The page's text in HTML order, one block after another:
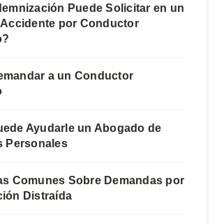
Puede Solicitar en un
por Conductor
a un Conductor
Ayudarle un Abogado de
Personales
Comunes Sobre Demandas por
Distraída